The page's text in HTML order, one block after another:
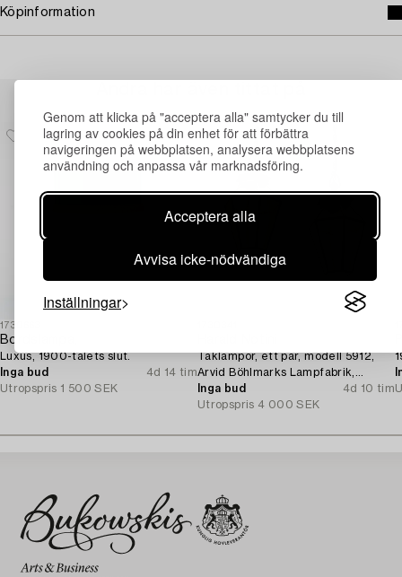
Genom att klicka på "acceptera alla" samtycker du till
lagring av cookies på din enhet för att förbättra
navigeringen på webbplatsen, analysera webbplatsens
användning och anpassa vår marknadsföring.
Acceptera alla
Avvisa icke-nödvändiga
Inställningar
Köpinformation
1730663
Bordslampa,
Luxus, 1900-talets slut.
Inga bud
4d 14 tim
Utropspris 1 500 SEK
Taklampor, ett par, modell 5912,
Arvid Böhlmarks Lampfabrik,
Stockholm, 1920-tal.
Inga bud
4d 10 tim
Utropspris 4 000 SEK